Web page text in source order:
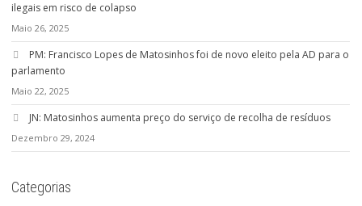
ilegais em risco de colapso
Maio 26, 2025
PM: Francisco Lopes de Matosinhos foi de novo eleito pela AD para o
parlamento
Maio 22, 2025
JN: Matosinhos aumenta preço do serviço de recolha de resíduos
Dezembro 29, 2024
Categorias